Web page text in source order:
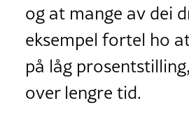
og at mange av dei
eksempel fortel ho
på låg
over lengre tid.